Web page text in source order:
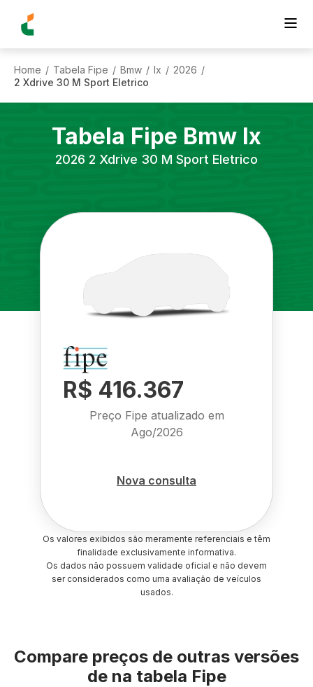
Home / Tabela Fipe / Bmw / Ix / 2026 /
2 Xdrive 30 M Sport Eletrico
Tabela Fipe Bmw Ix
2026 2 Xdrive 30 M Sport Eletrico
R$ 416.367
Preço Fipe atualizado em
Ago/2026
Nova consulta
Os valores exibidos são meramente referenciais e têm
finalidade exclusivamente informativa.
Os dados não possuem validade oficial e não devem
ser considerados como uma avaliação de veículos
usados.
Compare preços de outras versões
de na tabela Fipe